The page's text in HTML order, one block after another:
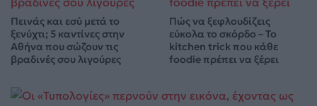
Πεινάς και εσύ μετά το
ξενύχτι; 5 καντίνες στην
Αθήνα που σώζουν τις
βραδινές σου λιγούρες
Πώς να ξεφλουδίζεις
εύκολα το σκόρδο – Το
kitchen trick που κάθε
foodie πρέπει να ξέρει